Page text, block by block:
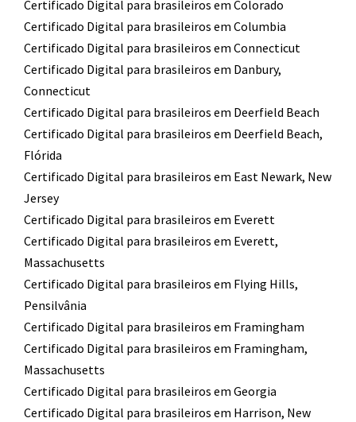
Certificado Digital para brasileiros em Colorado
Certificado Digital para brasileiros em Columbia
Certificado Digital para brasileiros em Connecticut
Certificado Digital para brasileiros em Danbury,
Connecticut
Certificado Digital para brasileiros em Deerfield Beach
Certificado Digital para brasileiros em Deerfield Beach,
Flórida
Certificado Digital para brasileiros em East Newark, New
Jersey
Certificado Digital para brasileiros em Everett
Certificado Digital para brasileiros em Everett,
Massachusetts
Certificado Digital para brasileiros em Flying Hills,
Pensilvânia
Certificado Digital para brasileiros em Framingham
Certificado Digital para brasileiros em Framingham,
Massachusetts
Certificado Digital para brasileiros em Georgia
Certificado Digital para brasileiros em Harrison, New